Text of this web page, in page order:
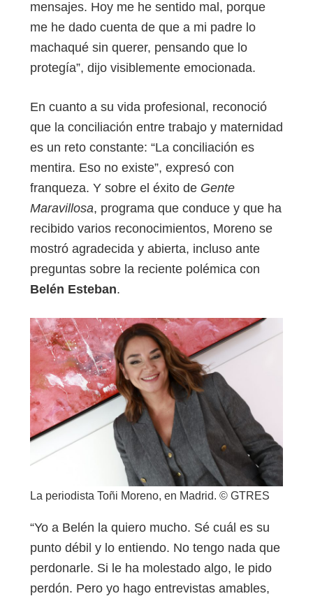
mensajes. Hoy me he sentido mal, porque
me he dado cuenta de que a mi padre lo
machaqué sin querer, pensando que lo
protegía”, dijo visiblemente emocionada.
En cuanto a su vida profesional, reconoció
que la conciliación entre trabajo y maternidad
es un reto constante: “La conciliación es
mentira. Eso no existe”, expresó con
franqueza. Y sobre el éxito de Gente
Maravillosa, programa que conduce y que ha
recibido varios reconocimientos, Moreno se
mostró agradecida y abierta, incluso ante
preguntas sobre la reciente polémica con
Belén Esteban.
La periodista Toñi Moreno, en Madrid. © GTRES
“Yo a Belén la quiero mucho. Sé cuál es su
punto débil y lo entiendo. No tengo nada que
perdonarle. Si le ha molestado algo, le pido
perdón. Pero yo hago entrevistas amables,